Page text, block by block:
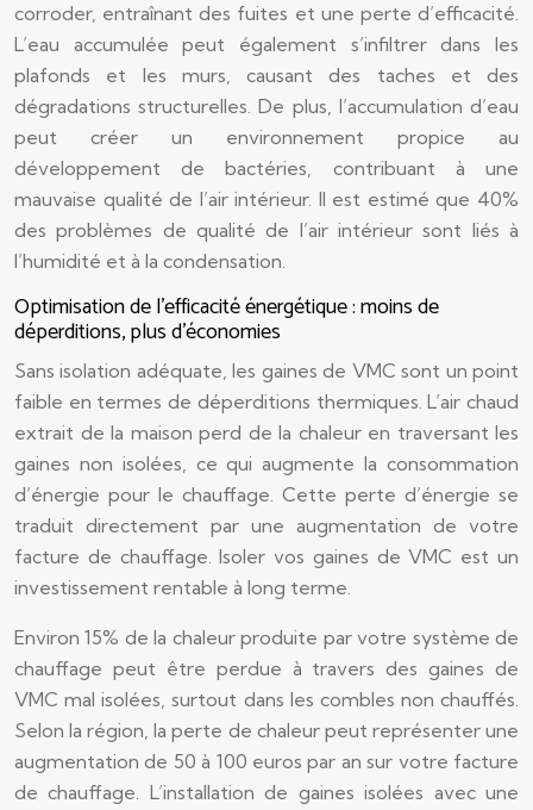
corroder, entraînant des fuites et une perte d’efficacité.
L’eau accumulée peut également s’infiltrer dans les
plafonds et les murs, causant des taches et des
dégradations structurelles. De plus, l’accumulation d’eau
peut créer un environnement propice au
développement de bactéries, contribuant à une
mauvaise qualité de l’air intérieur. Il est estimé que 40%
des problèmes de qualité de l’air intérieur sont liés à
l’humidité et à la condensation.
Optimisation de l’efficacité énergétique : moins de
déperditions, plus d’économies
Sans isolation adéquate, les gaines de VMC sont un point
faible en termes de déperditions thermiques. L’air chaud
extrait de la maison perd de la chaleur en traversant les
gaines non isolées, ce qui augmente la consommation
d’énergie pour le chauffage. Cette perte d’énergie se
traduit directement par une augmentation de votre
facture de chauffage. Isoler vos gaines de VMC est un
investissement rentable à long terme.
Environ 15% de la chaleur produite par votre système de
chauffage peut être perdue à travers des gaines de
VMC mal isolées, surtout dans les combles non chauffés.
Selon la région, la perte de chaleur peut représenter une
augmentation de 50 à 100 euros par an sur votre facture
de chauffage. L’installation de gaines isolées avec une